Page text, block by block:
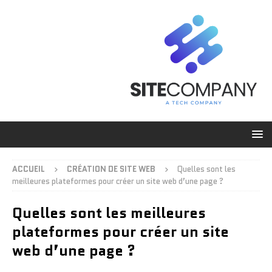
ACCUEIL CRÉATION DE SITE WEB
Quelles sont les
meilleures plateformes pour créer un site web d’une page ?
Quelles sont les meilleures
plateformes pour créer un site
web d’une page ?